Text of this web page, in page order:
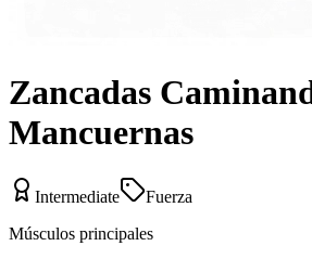
Zancadas
Mancuernas
Intermediate
Fuerza
Músculos principales